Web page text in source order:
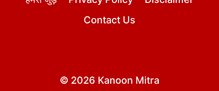
Contact Us
© 2026 Kanoon Mitra